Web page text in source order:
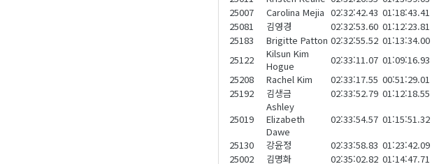
25007
Carolina Mejia 02:32:42.43 01:18:43.41
25081
김영경 02:32:53.60 01:12:23.81
25183
Brigitte Patton 02:32:55.52 01:13:34.00
25122
Kilsun Kim
Hogue
02:33:11.07 01:09:16.93
25208
Rachel Kim 02:33:17.55 00:51:29.01
25192
김생금 02:33:52.79 01:12:18.55
25019
Ashley
Elizabeth
Dawe
02:33:54.57 01:15:51.32
25130
강윤정 02:33:58.83 01:23:42.09
25002
김명화 02:35:02.82 01:14:47.71